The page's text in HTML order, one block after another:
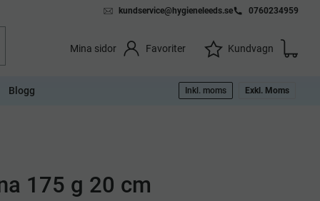
kundservice@hygieneleeds.se 0760234959
Mina sidor Favoriter Kundvagn
Önskelista
Blogg Inkl. moms Exkl. Moms
175 g 20 cm